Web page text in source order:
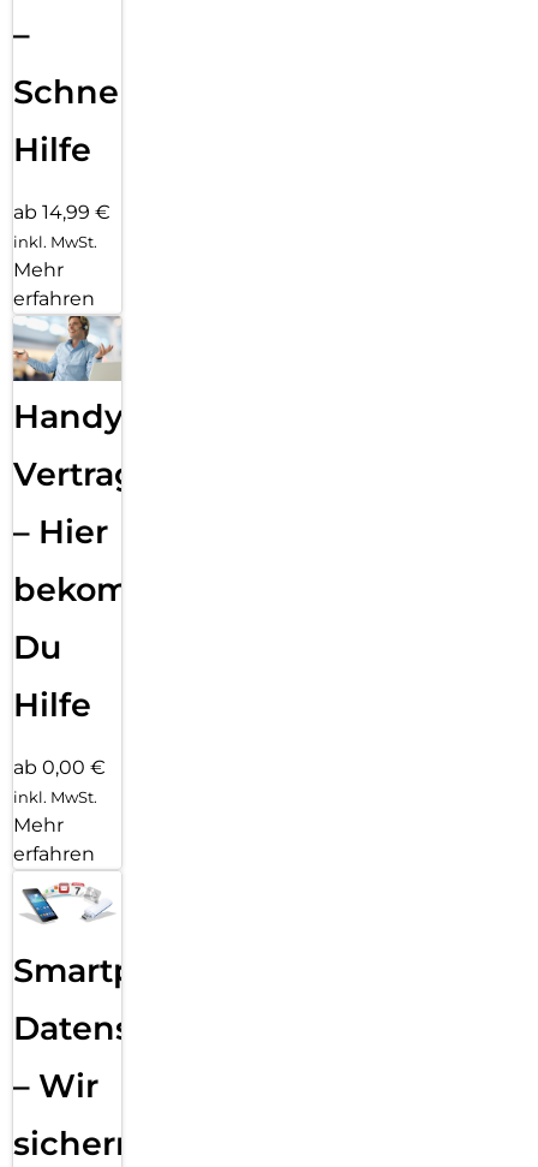
–
Schnelle
Hilfe
ab 14,99 €
inkl. MwSt.
Mehr
erfahren
Handy
Vertragsabwicklung
– Hier
bekommst
Du
Hilfe
ab 0,00 €
inkl. MwSt.
Mehr
erfahren
Smartphone
Datensicherung
– Wir
sichern